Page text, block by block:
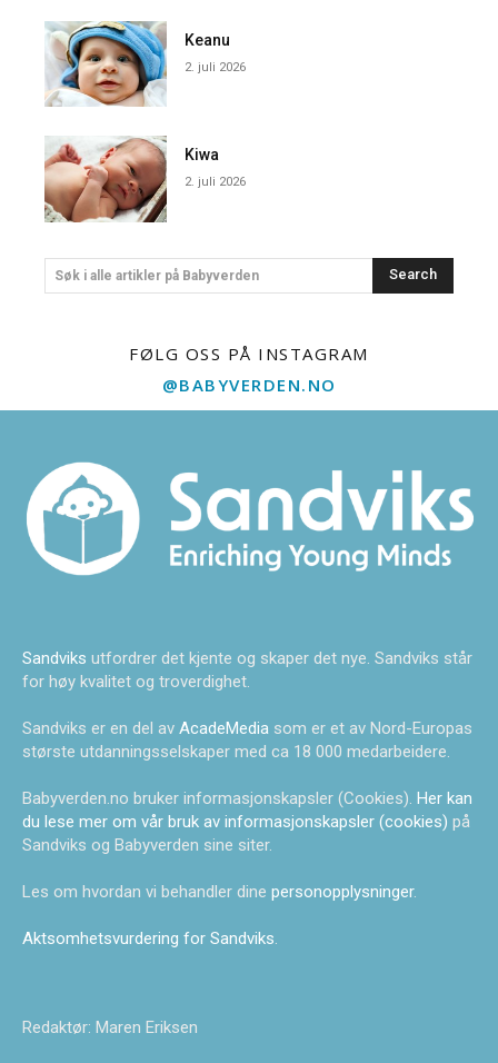
Keanu
2. juli 2026
Kiwa
2. juli 2026
Søk i alle artikler på Babyverden Search
FØLG OSS PÅ INSTAGRAM
@BABYVERDEN.NO
Sandviks utfordrer det kjente og skaper det nye. Sandviks står
for høy kvalitet og troverdighet.
Sandviks er en del av AcadeMedia som er et av Nord-Europas
største utdanningsselskaper med ca 18 000 medarbeidere.
Babyverden.no bruker informasjonskapsler (Cookies). Her kan
du lese mer om vår bruk av informasjonskapsler (cookies) på
Sandviks og Babyverden sine siter.
Les om hvordan vi behandler dine personopplysninger.
Aktsomhetsvurdering for Sandviks.
Redaktør: Maren Eriksen